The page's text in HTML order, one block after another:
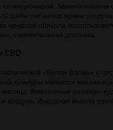
считается ярким
природа обязала
стремительная доставка.
CBD
«Белой Вдовы» с
культуры является
Компактные размеры
воздухе. Индорная высота